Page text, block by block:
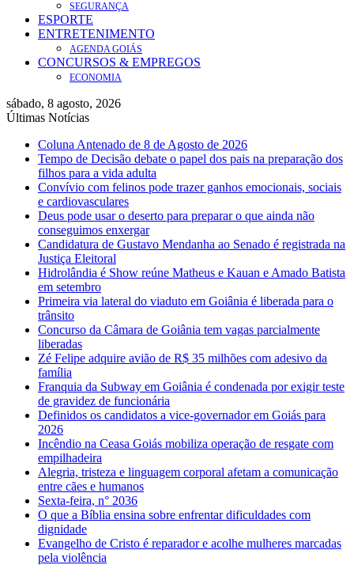
SEGURANÇA
ESPORTE
ENTRETENIMENTO
AGENDA GOIÁS
CONCURSOS & EMPREGOS
ECONOMIA
sábado, 8 agosto, 2026
Últimas Notícias
Coluna Antenado de 8 de Agosto de 2026
Tempo de Decisão debate o papel dos pais na preparação dos
filhos para a vida adulta
Convívio com felinos pode trazer ganhos emocionais, sociais
e cardiovasculares
Deus pode usar o deserto para preparar o que ainda não
conseguimos enxergar
Candidatura de Gustavo Mendanha ao Senado é registrada na
Justiça Eleitoral
Hidrolândia é Show reúne Matheus e Kauan e Amado Batista
em setembro
Primeira via lateral do viaduto em Goiânia é liberada para o
trânsito
Concurso da Câmara de Goiânia tem vagas parcialmente
liberadas
Zé Felipe adquire avião de R$ 35 milhões com adesivo da
família
Franquia da Subway em Goiânia é condenada por exigir teste
de gravidez de funcionária
Definidos os candidatos a vice-governador em Goiás para
2026
Incêndio na Ceasa Goiás mobiliza operação de resgate com
empilhadeira
Alegria, tristeza e linguagem corporal afetam a comunicação
entre cães e humanos
Sexta-feira, n° 2036
O que a Bíblia ensina sobre enfrentar dificuldades com
dignidade
Evangelho de Cristo é reparador e acolhe mulheres marcadas
pela violência